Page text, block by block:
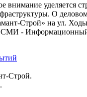
внимание уделяется
О
Строй» на ул.
в СМИ -
Строй.